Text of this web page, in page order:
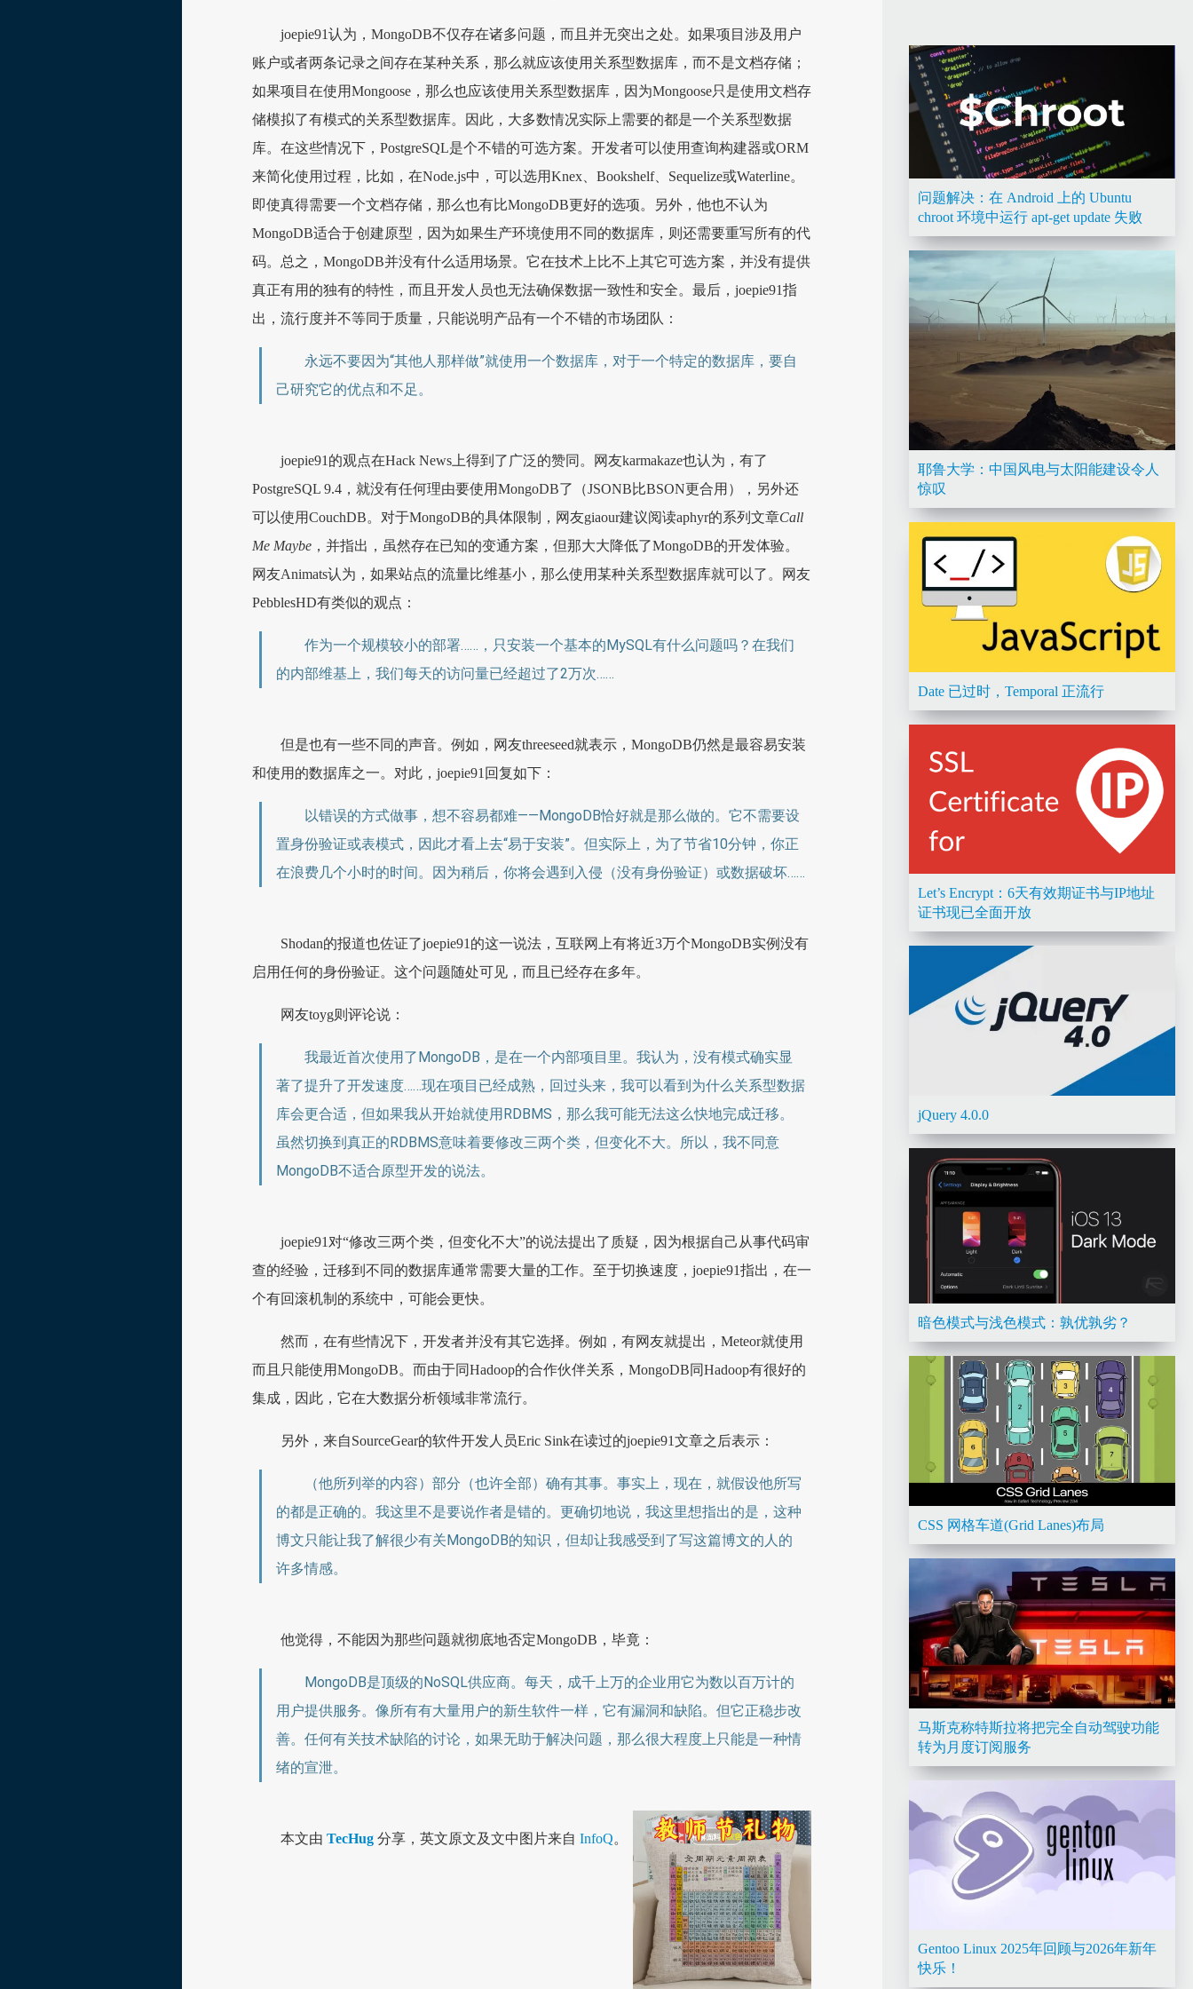
joepie91认为，MongoDB不仅存在诸多问题，而且并无突出之处。如果项目涉及用户
账户或者两条记录之间存在某种关系，那么就应该使用关系型数据库，而不是文档存储；
如果项目在使用Mongoose，那么也应该使用关系型数据库，因为Mongoose只是使用文档存
储模拟了有模式的关系型数据库。因此，大多数情况实际上需要的都是一个关系型数据
库。在这些情况下，PostgreSQL是个不错的可选方案。开发者可以使用查询构建器或ORM
来简化使用过程，比如，在Node.js中，可以选用Knex、Bookshelf、Sequelize或Waterline。
即使真得需要一个文档存储，那么也有比MongoDB更好的选项。另外，他也不认为
MongoDB适合于创建原型，因为如果生产环境使用不同的数据库，则还需要重写所有的代
码。总之，MongoDB并没有什么适用场景。它在技术上比不上其它可选方案，并没有提供
真正有用的独有的特性，而且开发人员也无法确保数据一致性和安全。最后，joepie91指
出，流行度并不等同于质量，只能说明产品有一个不错的市场团队：
永远不要因为“其他人那样做”就使用一个数据库，对于一个特定的数据库，要自
己研究它的优点和不足。
joepie91的观点在Hack News上得到了广泛的赞同。网友karmakaze也认为，有了
PostgreSQL 9.4，就没有任何理由要使用MongoDB了（JSONB比BSON更合用），另外还
可以使用CouchDB。对于MongoDB的具体限制，网友giaour建议阅读aphyr的系列文章Call
Me Maybe，并指出，虽然存在已知的变通方案，但那大大降低了MongoDB的开发体验。
网友Animats认为，如果站点的流量比维基小，那么使用某种关系型数据库就可以了。网友
PebblesHD有类似的观点：
作为一个规模较小的部署……，只安装一个基本的MySQL有什么问题吗？在我们
的内部维基上，我们每天的访问量已经超过了2万次……
但是也有一些不同的声音。例如，网友threeseed就表示，MongoDB仍然是最容易安装
和使用的数据库之一。对此，joepie91回复如下：
以错误的方式做事，想不容易都难——MongoDB恰好就是那么做的。它不需要设
置身份验证或表模式，因此才看上去“易于安装”。但实际上，为了节省10分钟，你正
在浪费几个小时的时间。因为稍后，你将会遇到入侵（没有身份验证）或数据破坏……
Shodan的报道也佐证了joepie91的这一说法，互联网上有将近3万个MongoDB实例没有
启用任何的身份验证。这个问题随处可见，而且已经存在多年。
网友toyg则评论说：
我最近首次使用了MongoDB，是在一个内部项目里。我认为，没有模式确实显
著了提升了开发速度……现在项目已经成熟，回过头来，我可以看到为什么关系型数据
库会更合适，但如果我从开始就使用RDBMS，那么我可能无法这么快地完成迁移。
虽然切换到真正的RDBMS意味着要修改三两个类，但变化不大。所以，我不同意
MongoDB不适合原型开发的说法。
joepie91对“修改三两个类，但变化不大”的说法提出了质疑，因为根据自己从事代码审
查的经验，迁移到不同的数据库通常需要大量的工作。至于切换速度，joepie91指出，在一
个有回滚机制的系统中，可能会更快。
然而，在有些情况下，开发者并没有其它选择。例如，有网友就提出，Meteor就使用
而且只能使用MongoDB。而由于同Hadoop的合作伙伴关系，MongoDB同Hadoop有很好的
集成，因此，它在大数据分析领域非常流行。
另外，来自SourceGear的软件开发人员Eric Sink在读过的joepie91文章之后表示：
（他所列举的内容）部分（也许全部）确有其事。事实上，现在，就假设他所写
的都是正确的。我这里不是要说作者是错的。更确切地说，我这里想指出的是，这种
博文只能让我了解很少有关MongoDB的知识，但却让我感受到了写这篇博文的人的
许多情感。
他觉得，不能因为那些问题就彻底地否定MongoDB，毕竟：
MongoDB是顶级的NoSQL供应商。每天，成千上万的企业用它为数以百万计的
用户提供服务。像所有有大量用户的新生软件一样，它有漏洞和缺陷。但它正稳步改
善。任何有关技术缺陷的讨论，如果无助于解决问题，那么很大程度上只能是一种情
绪的宣泄。
本文由 TecHug分享，英文原文及文中图片来自 InfoQ。
问题解决：在 Android 上的 Ubuntu
chroot 环境中运行 apt-get update 失败
耶鲁大学：中国风电与太阳能建设令人
惊叹
Date 已过时，Temporal 正流行
Let’s Encrypt：6天有效期证书与IP地址
证书现已全面开放
jQuery 4.0.0
暗色模式与浅色模式：孰优孰劣？
CSS 网格车道(Grid Lanes)布局
马斯克称特斯拉将把完全自动驾驶功能
转为月度订阅服务
Gentoo Linux 2025年回顾与2026年新年
快乐！